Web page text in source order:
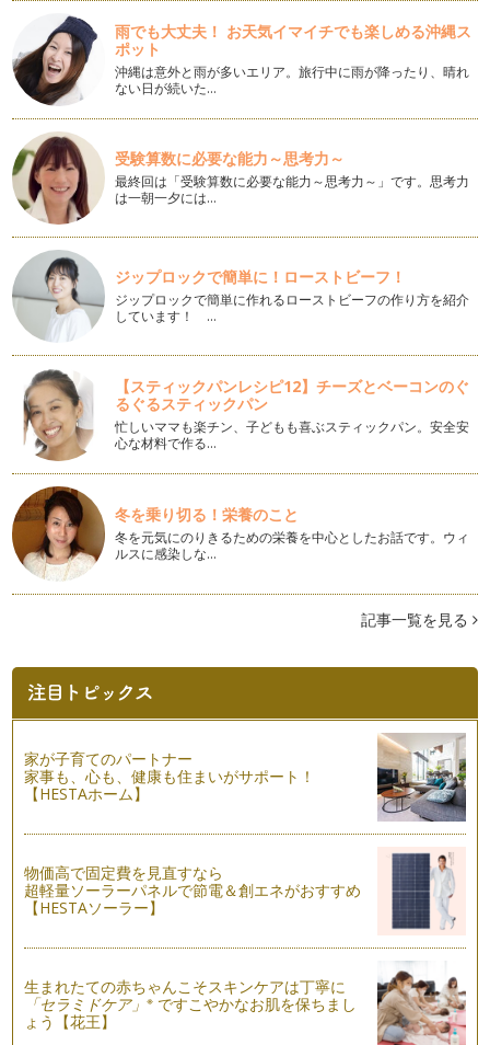
「計算」だけが出来ても、「算数」が出来る子どもになるとは
限りません。「算数」が出来るには、…
中学受験を考えているご家庭へ
昨今は、いじめなど、公教育に対する不安や、わが子に出来る
だけいい教育を・・・とお考えになる…
暮らしの中で身につける「さんすう」
さて、私の提唱している、「暮らしの中で身につけるさんす
う」の中で、今日お話しするのは、「割…
お子様の時間の管理、どうしていますか？
小さなお子様をお持ちのママは、一日中忙しいですよね。さら
に、ワーキングママはもっと大変でし…
計算が得意になる方法
さて、いよいよ新学期が始まりましたね。私は、仕事柄、「算
数が出来る子どもになってほしいので…
算数工作～時計を作ろう
夏休みの算数教室で、「算数工作～時計を作ろう」を行いまし
た。幼稚園のお子さんなら、ママが少…
トランプ遊びで数を覚えましょう
夏休み真っただ中ですね！ この時期は、パパがお休みだった
り、家族で旅行に行ったりすることが…
ドリルの使い方
いよいよ夏休みですね。私がいつもお話ししているように、小
一ヵ月に一度、幼稚園～小学生低学年のお子さまに、算数スク
ールを開いています。ここでは、お母…
前回の記事では、夏休みの旅行のススメ～国内編、でしたが、
今回は、海外編に挑戦！！ 題して、…
夏休みのご予定はもう立てられましたか？ ご家族で旅行に出
かけられたり、普段は出来ないような…
子どもと一緒にスーパーでお買いもの♪
日常生活の中で、楽しく学びましょう～と言われても、お買い
ものに子どもを連れて行くと、大変だ…
お風呂で楽しくお勉強♪
湯船の中で、「１から２０まで数えてから出ましょうね！」
皆さん、必ずやったことがありますよ…
雨でも大丈夫！ お天気イマイチでも楽しめる沖縄ス
ポット
沖縄は意外と雨が多いエリア。旅行中に雨が降ったり、晴れ
ない日が続いた…
受験算数に必要な能力～思考力～
最終回は「受験算数に必要な能力～思考力～」です。思考力
は一朝一夕には…
ジップロックで簡単に！ローストビーフ！
ジップロックで簡単に作れるローストビーフの作り方を紹介
しています！ …
【スティックパンレシピ12】チーズとベーコンのぐ
るぐるスティックパン
忙しいママも楽チン、子どもも喜ぶスティックパン。安全安
心な材料で作る…
冬を乗り切る！栄養のこと
冬を元気にのりきるための栄養を中心としたお話です。ウィ
ルスに感染しな…
記事一覧を見る
家が子育てのパートナー
家事も、心も、健康も住まいがサポート！
【HESTAホーム】
物価高で固定費を見直すなら
超軽量ソーラーパネルで節電＆創エネがおすすめ
【HESTAソーラー】
生まれたての赤ちゃんこそスキンケアは丁寧に
「セラミドケア」※ ですこやかなお肌を保ちまし
ょう【花王】